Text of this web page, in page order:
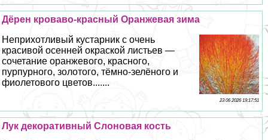
Дёрен кроваво-красный Оранжевая зима
Неприхотливый кустарник с очень
красивой осенней окраской листьев —
сочетание оранжевого, красного,
пурпурного, золотого, тёмно-зелёного и
фиолетового цветов.......
23 06 2026 19:17:51
Лук декоративный Слоновая кость